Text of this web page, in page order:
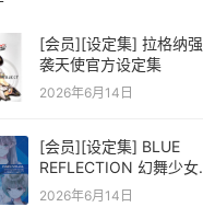
[会员][设定集] 拉格纳强
袭天使官方设定集
2026年6月14日
[会员][设定集] BLUE
REFLECTION 幻舞少女
之剑公式ビジュアルコレ
2026年6月14日